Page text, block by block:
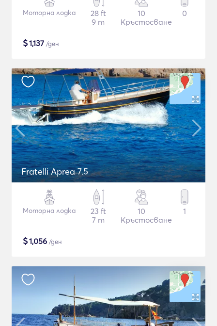
Моторна лодка
28 ft
9 m
10
Кръстосване
0
$1,137 /ден
Fratelli Aprea 7.5
Моторна лодка
23 ft
7 m
10
Кръстосване
1
$1,056 /ден